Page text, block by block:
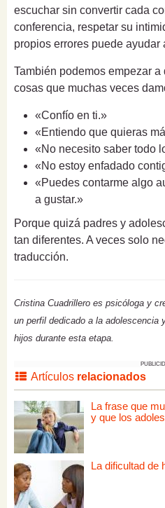
escuchar sin convertir cada
conferencia, respetar su
propios errores puede ayudar
También podemos empezar
cosas que muchas veces
«Confío en ti.»
«Entiendo que quieras
«No necesito saber todo
«No estoy enfadado
«Puedes contarme algo
a gustar.»
Porque quizá padres y
tan diferentes. A veces solo
traducción.
Cristina Cuadrillero es psicóloga y
un perfil dedicado a la adolescencia
hijos durante esta etapa.
Artículos relacionados
La frase que
y que los
La dificultad de